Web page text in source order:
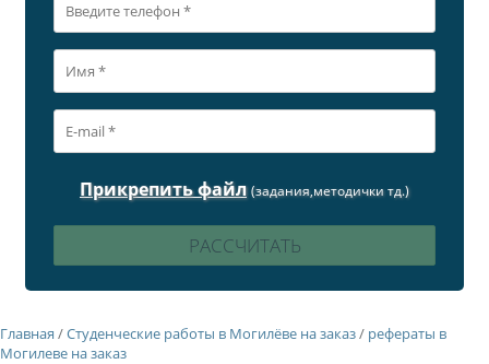
Прикрепить файл (задания,методички тд.)
Главная /Студенческие работы в Могилёве на заказ/ рефераты в
Могилеве на заказ